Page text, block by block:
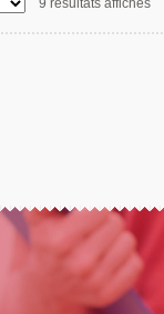
9 résultats affichés